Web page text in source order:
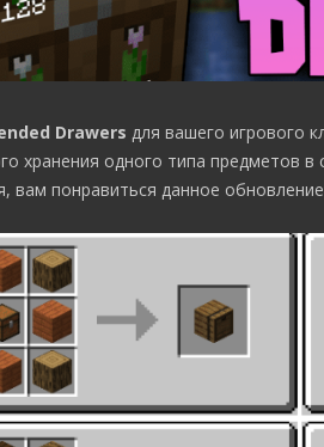
Drawers для вашего игрового
хранения одного типа предметов
вам понравиться данное